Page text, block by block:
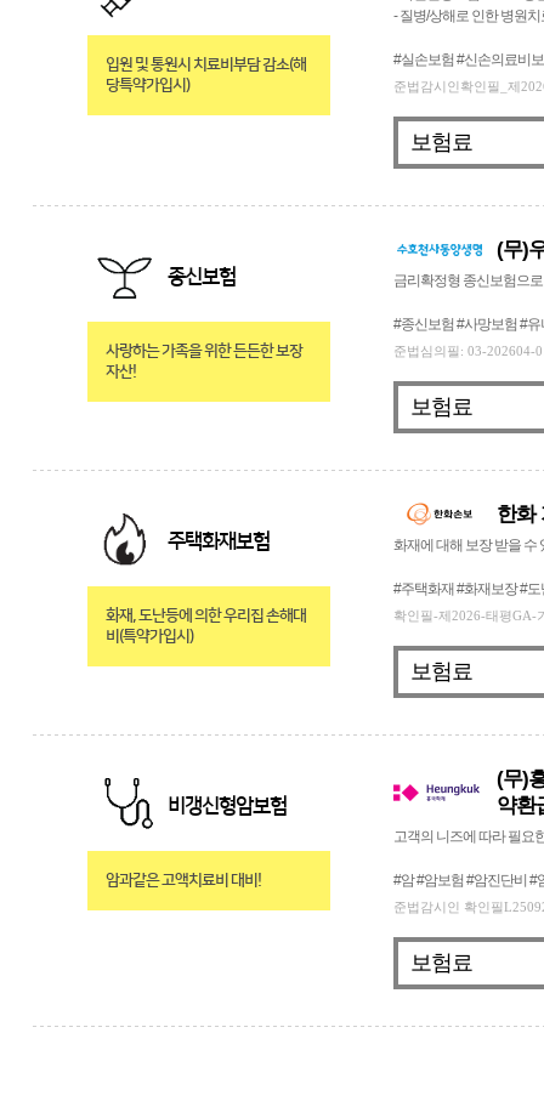
입원 및 통원시 치료비부담 감소(해
당특약가입시)
- 질병/상해로 인한 병원
#실손보험 #신손의료비
준법감시인확인필_제
보험료
종신보험
사랑하는 가족을 위한 든든한 보장
자산!
(무)
금리확정형 종신보험으
#종신보험 #사망보험 #
준법심의필: 03-202604-
보험료
주택화재보험
화재, 도난등에 의한 우리집 손해대
비(특약가입시)
한화
화재에 대해 보장 받을 수
#주택화재 #화재보장 #
확인필-제2026-태평GA-
보험료
비갱신형암보험
암과같은 고액치료비 대비!
(무)
약환
고객의 니즈에 따라 필요
#암 #암보험 #암진단비
준법감시인 확인필
보험료